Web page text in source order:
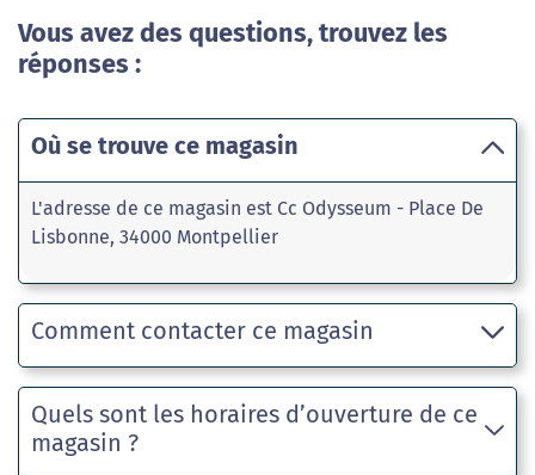
Vous avez des questions, trouvez les
réponses :
Où se trouve ce magasin
L'adresse de ce magasin est Cc Odysseum - Place De
Lisbonne, 34000 Montpellier
Comment contacter ce magasin
Quels sont les horaires d’ouverture de ce
magasin ?